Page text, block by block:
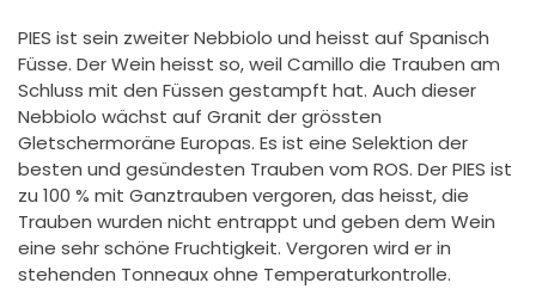
PIES ist sein zweiter Nebbiolo und heisst auf Spanisch
Füsse. Der Wein heisst so, weil Camillo die Trauben am
Schluss mit den Füssen gestampft hat. Auch dieser
Nebbiolo wächst auf Granit der grössten
Gletschermoräne Europas. Es ist eine Selektion der
besten und gesündesten Trauben vom ROS. Der PIES ist
zu 100 % mit Ganztrauben vergoren, das heisst, die
Trauben wurden nicht entrappt und geben dem Wein
eine sehr schöne Fruchtigkeit. Vergoren wird er in
stehenden Tonneaux ohne Temperaturkontrolle.